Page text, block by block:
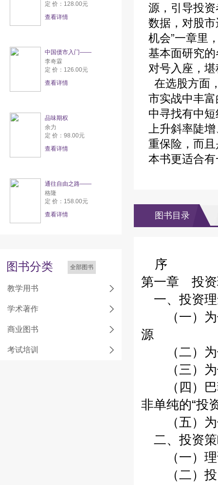
定 价：128.00元
查看详情
中国债市入门——
李奇霖
定 价：126.00元
查看详情
品味期权
余力
定 价：98.00元
查看详情
通往自由之路——
格隆
定 价：158.00元
查看详情
图书分类 全部图书
教学用书
学术著作
商业图书
考试培训
源，引导投
数据，对股
机会”一章里
基本面研究
对号入座，
在选股方面
市实战中丰
中寻找有中
上升斜率陡
重保险，而
本书更适合
图书目录
序
第一章 投资
一、投资
（一）为
源
（二）为
（三）为
（四）巴菲
非单纯的“投
（五）为
二、投资
（一）理
（二）投